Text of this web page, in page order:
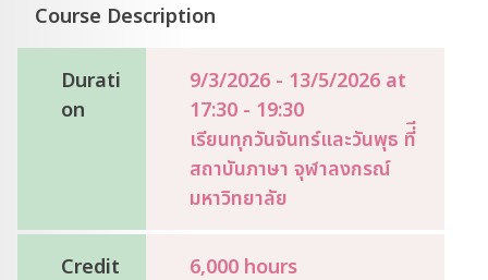
Course Description
Durati
on
9/3/2026 - 13/5/2026 at
17:30 - 19:30
เรียนทุกวันจันทร์และวันพุธ ที่ี
สถาบันภาษา จุฬาลงกรณ์
มหาวิทยาลัย
Credit
6,000 hours